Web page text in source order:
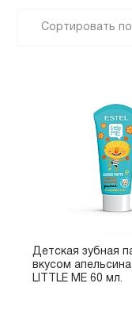
Сортировать
Детская зубная
вкусом
LITTLE ME 60 мл.